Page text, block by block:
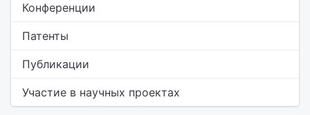
Конференции
Патенты
Публикации
Участие в научных проектах